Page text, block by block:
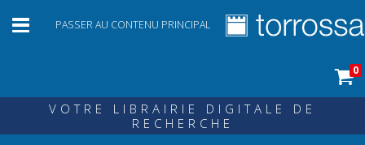
PASSER AU CONTENU PRINCIPAL
0
VOTRE LIBRAIRIE DIGITALE DE
RECHERCHE